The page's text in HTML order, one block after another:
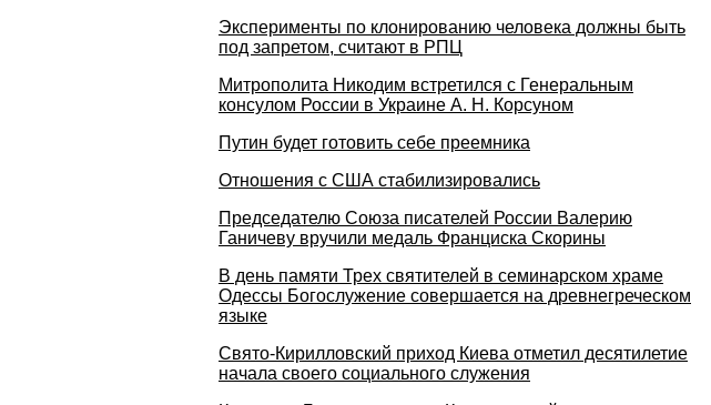
Эксперименты по клонированию человека должны быть
под запретом, считают в РПЦ
Митрополита Никодим встретился с Генеральным
консулом России в Украине А. Н. Корсуном
Путин будет готовить себе преемника
Отношения с США стабилизировались
Председателю Союза писателей России Валерию
Ганичеву вручили медаль Франциска Скорины
В день памяти Трех святителей в семинарском храме
Одессы Богослужение совершается на древнегреческом
языке
Свято-Кирилловский приход Киева отметил десятилетие
начала своего социального служения